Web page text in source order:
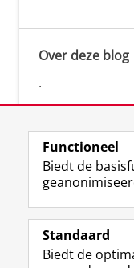
Over deze blog
.
Volg
Studiekiezers
Functioneel
Biedt de
Standaard
Biedt de